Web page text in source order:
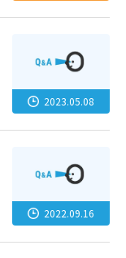
2023.05.08
2022.09.16